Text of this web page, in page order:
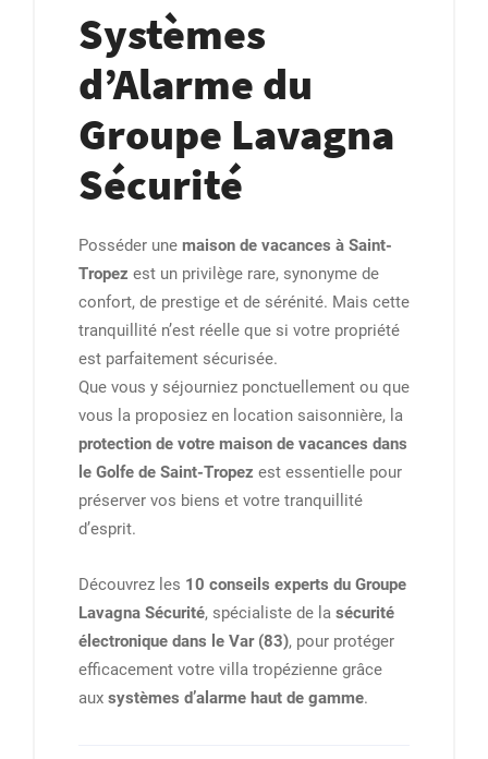
Systèmes
d’Alarme du
Groupe Lavagna
Sécurité
Posséder une maison de vacances à Saint-
Tropez est un privilège rare, synonyme de
confort, de prestige et de sérénité. Mais cette
tranquillité n’est réelle que si votre propriété
est parfaitement sécurisée.
Que vous y séjourniez ponctuellement ou que
vous la proposiez en location saisonnière, la
protection de votre maison de vacances dans
le Golfe de Saint-Tropez est essentielle pour
préserver vos biens et votre tranquillité
d’esprit.
Découvrez les 10 conseils experts du Groupe
Lavagna Sécurité, spécialiste de la sécurité
électronique dans le Var (83), pour protéger
efficacement votre villa tropézienne grâce
aux systèmes d’alarme haut de gamme.